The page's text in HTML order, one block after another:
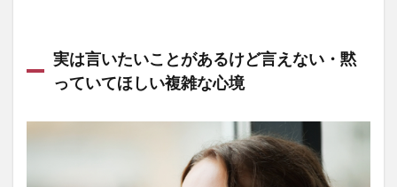
実は言いたいことがあるけど言えない・黙
っていてほしい複雑な心境